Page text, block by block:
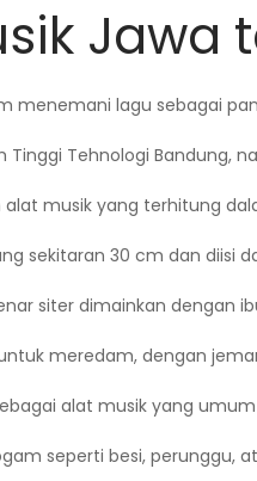
menemani lagu sebagai
Tinggi Tehnologi Bandung,
musik yang terhitung
sekitaran 30 cm dan diisi
siter dimainkan dengan
meredam, dengan
alat musik yang
seperti besi, perunggu,